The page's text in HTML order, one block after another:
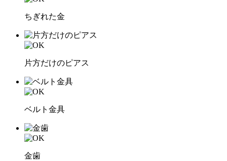
ちぎれた金
片方だけのピアス
ベルト金具
金歯